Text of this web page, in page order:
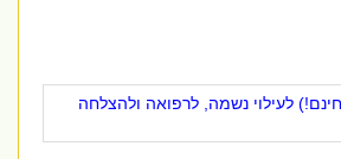
לעילוי נשמה, לרפואה ולהצלחה